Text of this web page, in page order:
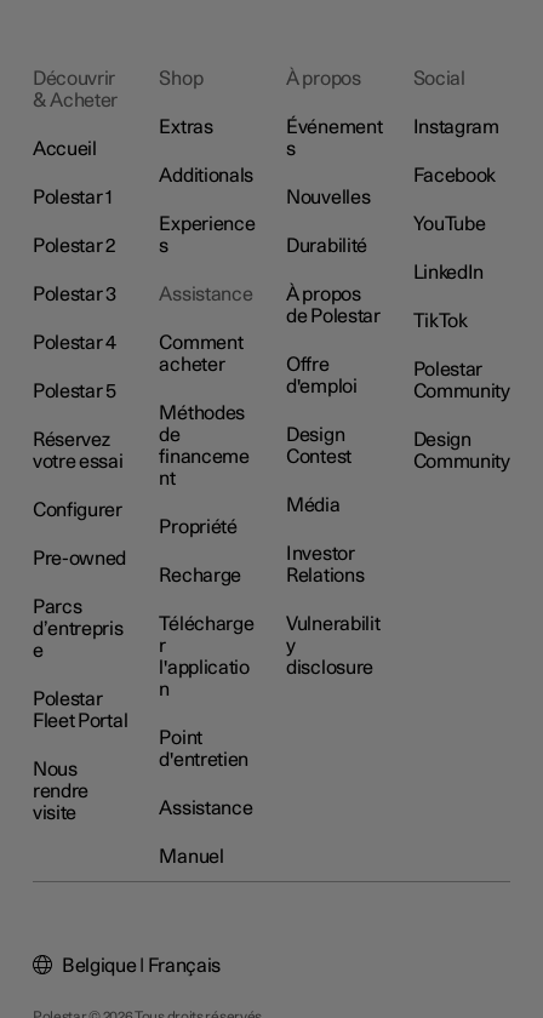
Découvrir
& Acheter
Accueil
Polestar 1
Polestar 2
Polestar 3
Polestar 4
Polestar 5
Réservez
votre essai
Configurer
Pre-owned
Parcs
d’entrepris
e
Polestar
Fleet Portal
Nous
rendre
visite
Shop
Extras
Additionals
Experience
s
Assistance
Comment
acheter
Méthodes
de
financeme
nt
Propriété
Recharge
Télécharge
r
l'applicatio
n
Point
d'entretien
Assistance
Manuel
À propos
Événement
s
Nouvelles
Durabilité
À propos
de Polestar
Offre
d'emploi
Design
Contest
Média
Investor
Relations
Vulnerabilit
y
disclosure
Social
Instagram
Facebook
YouTube
LinkedIn
TikTok
Polestar
Community
Design
Community
Belgique | Français